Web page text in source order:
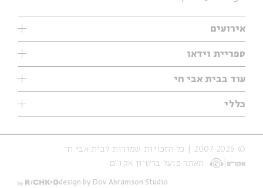
אירועים
עיון
אנגלית
נוער
סדרות
אירועי עבר
אירועים בירושלים
ספריית וידאו
ילדים
מוזיקה
עיון
מיוחדים
עוד בבית אבי חי
תערוכות
מיוחדים
כללי
אודות
הצהרת נגישות
תנאי שימוש והצהרת פרטיות
© 2007-2026 | כל הזכויות שמורות לבית אבי חי
האתר פועל ברשיון אקו״ם
design by Dov Abramson Studio